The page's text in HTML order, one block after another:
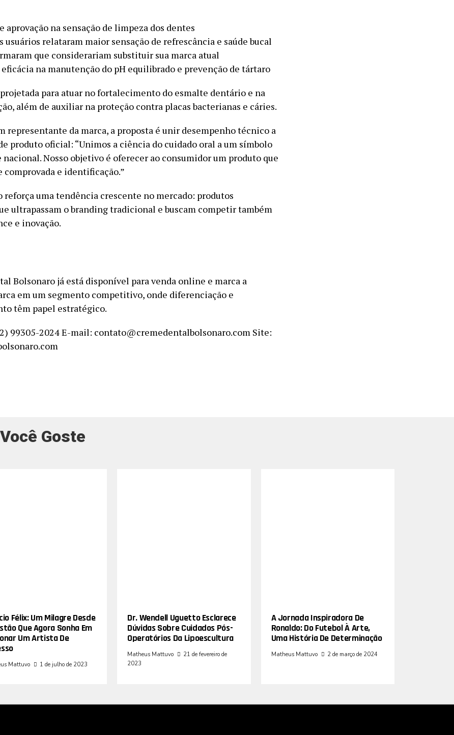
aprovação na sensação de limpeza dos dentes
usuários relataram maior sensação de refrescância e saúde bucal
que considerariam substituir sua marca atual
eficácia na manutenção do pH equilibrado e prevenção de tártaro
para atuar no fortalecimento do esmalte dentário e na
além de auxiliar na proteção contra placas bacterianas e cáries.
representante da marca, a proposta é unir desempenho técnico a
produto oficial: “Unimos a ciência do cuidado oral a um símbolo
Nosso objetivo é oferecer ao consumidor um produto que
comprovada e identificação.”
reforça uma tendência crescente no mercado: produtos
ultrapassam o branding tradicional e buscam competir também
e inovação.
Bolsonaro já está disponível para venda online e marca a
em um segmento competitivo, onde diferenciação e
têm papel estratégico.
99305-2024 E-mail: contato@cremedentalbolsonaro.com Site:
Goste
Félix: Um Milagre Desde
Que Agora Sonha Em
Um Artista De
Mattuvo 1 de julho de 2023
Dr. Wendell Uguetto Esclarece
Dúvidas Sobre Cuidados Pós-
Operatórios Da Lipoescultura
Matheus Mattuvo
21 de fevereiro de
2023
A Jornada Inspiradora De
Ronaldo: Do Futebol À Arte,
Uma História De Determinação
Matheus Mattuvo 2 de março de 2024